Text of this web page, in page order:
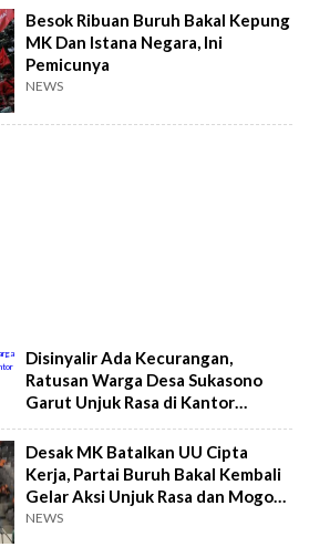
Besok Ribuan Buruh Bakal Kepung
MK Dan Istana Negara, Ini
Pemicunya
NEWS
Disinyalir Ada Kecurangan,
Ratusan Warga Desa Sukasono
Garut Unjuk Rasa di Kantor
Kecamatan Sukawening
Desak MK Batalkan UU Cipta
Kerja, Partai Buruh Bakal Kembali
Gelar Aksi Unjuk Rasa dan Mogok
Kerja
NEWS